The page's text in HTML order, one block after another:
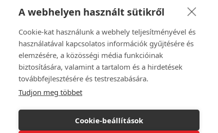
A webhelyen használt sütikről
Cookie-kat használunk a webhely teljesítményével és
használatával kapcsolatos információk gyűjtésére és
elemzésére, a közösségi média funkcióinak
biztosítására, valamint a tartalom és a hirdetések
továbbfejlesztésére és testreszabására.
Tudjon meg többet
Cookie-beállítások
Webáruházunkban bankkártyával is fizethet:
Webáruházunk az Ecommerce Hungary tagja.
A FüggönyFutár ® regisztrált márkanév.